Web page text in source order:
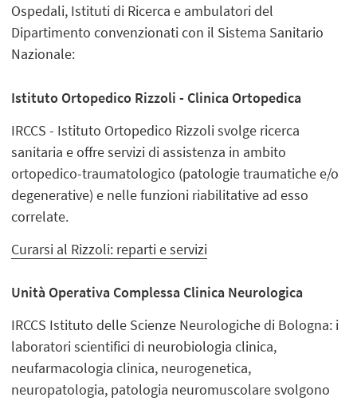
Ospedali, Istituti di Ricerca e ambulatori del
Dipartimento convenzionati con il Sistema Sanitario
Nazionale:
Istituto Ortopedico Rizzoli - Clinica Ortopedica
IRCCS - Istituto Ortopedico Rizzoli svolge ricerca
sanitaria e offre servizi di assistenza in ambito
ortopedico-traumatologico (patologie traumatiche e/o
degenerative) e nelle funzioni riabilitative ad esso
correlate.
Curarsi al Rizzoli: reparti e servizi
Unità Operativa Complessa Clinica Neurologica
IRCCS Istituto delle Scienze Neurologiche di Bologna: i
laboratori scientifici di neurobiologia clinica,
neufarmacologia clinica, neurogenetica,
neuropatologia, patologia neuromuscolare svolgono